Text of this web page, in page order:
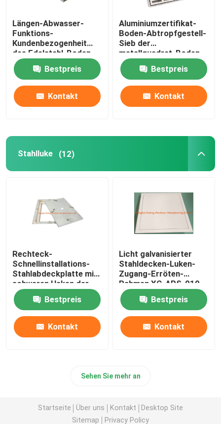
Längen-Abwasser-
Funktions-
Kundenbezogenheit
des Edelstahl-Boden-
Abfluss-0.5m nehmen
an
Bestpreis
Kontakt
Aluminiumzertifikat-
Boden-Abtropfgestell-
Sieb der
metallquadrat-Boden-
Abfluss-Abdeckungs-
ISO9001Bestpreis
Kontakt
Stahlluke (12)
Rechteck-
Schnellinstallations-
Stahlabdeckplatte mit
schweren Haken der
Luken-vier
Bestpreis
Kontakt
Licht galvanisierter
Stahldecken-Luken-
Zugang-Erröten-
Rahmen XC-APS-010
Bestpreis
Kontakt
Sehen Sie mehr an
Startseite Über uns Kontakt
Desktop Site
Sitemap
Privacy Policy